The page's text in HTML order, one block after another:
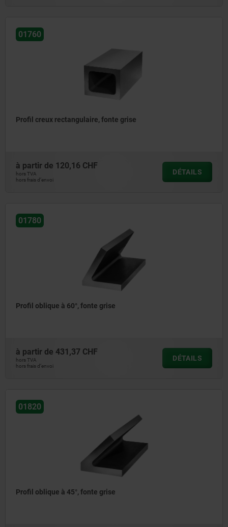
01760
Profil creux rectangulaire, fonte grise
à partir de 120,16 CHF
hors TVA
hors frais d’envoi
DÉTAILS
01780
Profil oblique à 60°, fonte grise
à partir de 431,37 CHF
hors TVA
hors frais d’envoi
DÉTAILS
01820
Profil oblique à 45°, fonte grise